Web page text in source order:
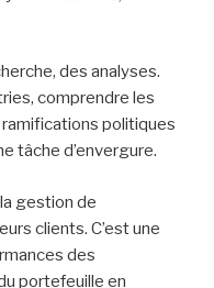
raide de la finance.
titres d’État et de bien
rôle de premier plan,
aussi diverses que
ils opèrent. Une
doivent bâtir et
leur clientèle, qu’elle